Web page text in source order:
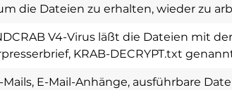
die Dateien zu erhalten, wieder zu
V4-Virus läßt die Dateien mit
KRAB-DECRYPT.txt
Mails, E-Mail-Anhänge, ausführbare